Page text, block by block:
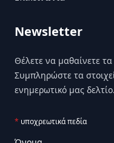
Newsletter
Θέλετε να μαθαίνετε
Συμπληρώστε τα
ενημερωτικό μας δελτίο.
* υποχρεωτικά πεδία